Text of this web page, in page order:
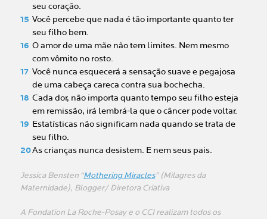
seu coração.
Você percebe que nada é tão importante quanto ter
seu filho bem.
O amor de uma mãe não tem limites. Nem mesmo
com vômito no rosto.
Você nunca esquecerá a sensação suave e pegajosa
de uma cabeça careca contra sua bochecha.
Cada dor, não importa quanto tempo seu filho esteja
em remissão, irá lembrá-la que o câncer pode voltar.
Estatísticas não significam nada quando se trata de
seu filho.
As crianças nunca desistem. E nem seus pais.
Jessica Bensten “Mothering Miracles” (Milagres da
Maternidade), Blogger/ Diretora Criativa
A Fondation La Roche-Posay e o CCI realizam todos os